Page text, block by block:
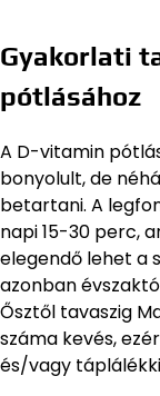
Gyakorlati
pótlásához
A D-vitamin
bonyolult, de
betartani. A
napi 15-30 perc,
elegendő lehet a
azonban
Ősztől tavaszig
száma kevés,
és/vagy